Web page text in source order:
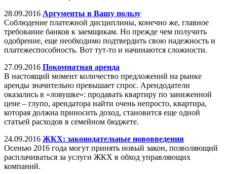
28.09.2016 Аргументы в Вашу пользу
Соблюдение платежной дисциплины, конечно же, главное
требование банков к заемщикам. Но прежде чем получить
одобрение, еще необходимо подтвердить свою надежность и
платежеспособность. Вот тут-то и начинаются сложности.
27.09.2016 Покомнатная аренда
В настоящий момент количество предложений на рынке
аренды значительно превышает спрос. Арендодатели
оказались в «ловушке»: продавать квартиру по заниженной
цене – глупо, арендатора найти очень непросто, квартира,
которая должна приносить доход, становится еще одной
статьей расходов в семейном бюджете.
24.09.2016 ЖКХ: законодательные нововведения
Осенью 2016 года могут принять новый закон, позволяющий
расплачиваться за услуги ЖКХ в обход управляющих
компаний.